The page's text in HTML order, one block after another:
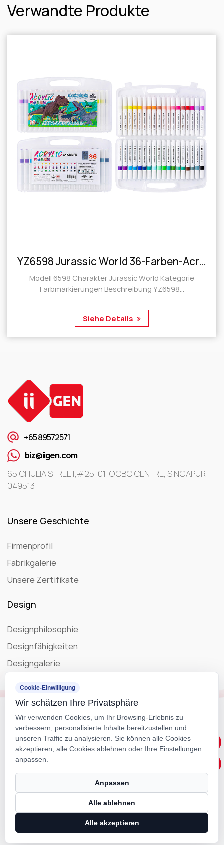
Verwandte Produkte
YZ6598 Jurassic World 36-Farben-Acrylmarker mit harter Spitze
Modell 6598 Charakter Jurassic World Kategorie
Farbmarkierungen Beschreibung YZ6598...
Siehe Details
+65 89572571
biz@iigen.com
65 CHULIA STREET,#25-01, OCBC CENTRE, SINGAPUR
049513
Unsere Geschichte
Firmenprofil
Fabrikgalerie
Unsere Zertifikate
Design
Designphilosophie
Designfähigkeiten
Designgalerie
Blog
Unternehmensnachrichten
Ausstellung
Technical Support ： Smart Cloud
Cookie-Einwilligung
Wir schätzen Ihre Privatsphäre
Wir verwenden Cookies, um Ihr Browsing-Erlebnis zu
verbessern, personalisierte Inhalte bereitzustellen und
unseren Traffic zu analysieren. Sie können alle Cookies
akzeptieren, alle Cookies ablehnen oder Ihre Einstellungen
anpassen.
Anpassen
Alle ablehnen
Alle akzeptieren